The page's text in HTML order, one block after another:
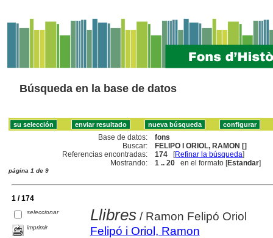
Búsqueda en la base de datos
Base de datos:
fons
Buscar:
FELIPO I ORIOL, RAMON []
Referencias encontradas:
174 [Refinar la búsqueda]
Mostrando:
1 .. 20 en el formato [Estandar]
página 1 de 9
1 / 174
seleccionar
imprimir
Llibres/ Ramon Felipó Oriol
Felipó i Oriol, Ramon